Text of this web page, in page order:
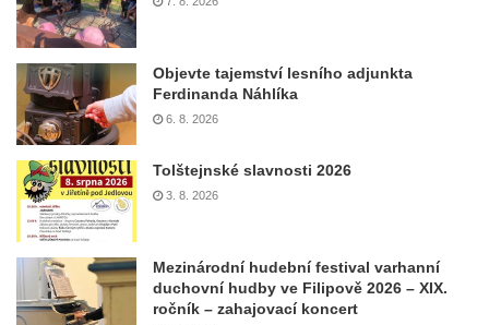
Objevte tajemství lesního adjunkta
Ferdinanda Náhlíka
6. 8. 2026
Tolštejnské slavnosti 2026
3. 8. 2026
Mezinárodní hudební festival varhanní
duchovní hudby ve Filipově 2026 – XIX.
ročník – zahajovací koncert